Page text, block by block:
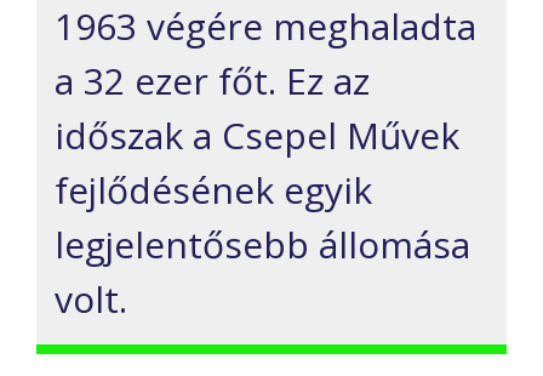
1963 végére meghaladta
a 32 ezer főt. Ez az
időszak a Csepel Művek
fejlődésének egyik
legjelentősebb állomása
volt.